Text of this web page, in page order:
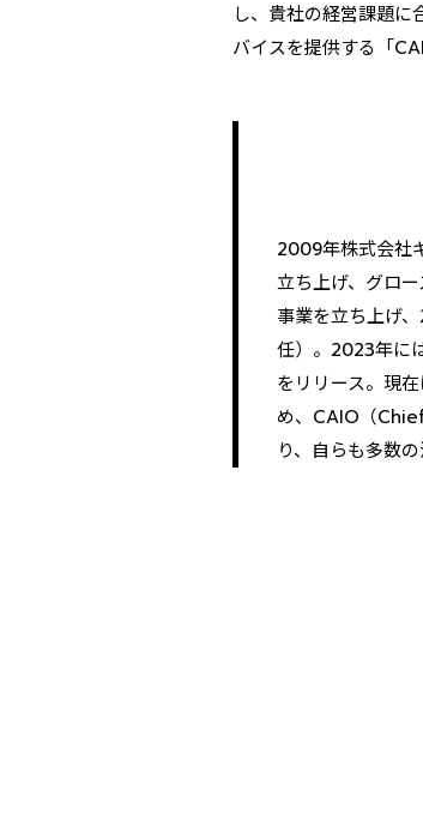
し、貴社の経営課題に
バイスを提供する「
2009年株式会社
立ち上げ、グロ
事業を立ち上げ
任）。2023年に
をリリース。現
め、CAIO（
り、自らも多数